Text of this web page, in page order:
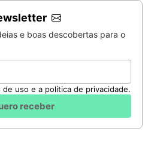
e boas descobertas para o
uso e a política de privacidade.
receber